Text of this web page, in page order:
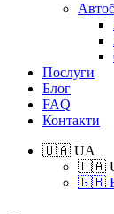
Послуги
Блог
FAQ
Контакти
🇺🇦 UA
🇺🇦
🇬🇧